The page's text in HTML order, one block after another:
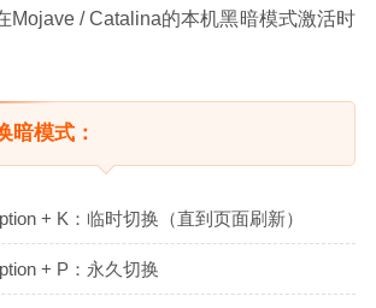
Mojave / Catalina的本机黑暗模式激活时
暗模式：
+ K：临时切换（直到页面刷新）
+ P：永久切换